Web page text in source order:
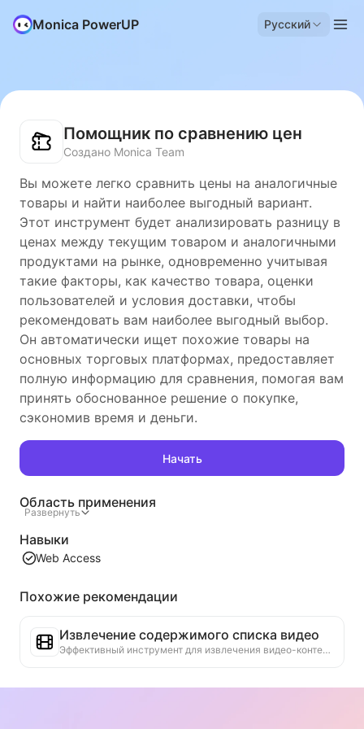
Monica PowerUP Русский
Помощник по сравнению цен
Создано Monica Team
Вы можете легко сравнить цены на аналогичные
товары и найти наиболее выгодный вариант.
Этот инструмент будет анализировать разницу в
ценах между текущим товаром и аналогичными
продуктами на рынке, одновременно учитывая
такие факторы, как качество товара, оценки
пользователей и условия доставки, чтобы
рекомендовать вам наиболее выгодный выбор.
Он автоматически ищет похожие товары на
основных торговых платформах, предоставляет
полную информацию для сравнения, помогая вам
принять обоснованное решение о покупке,
сэкономив время и деньги.
Начать
Область применения
Развернуть
Навыки
Web Access
Похожие рекомендации
Извлечение содержимого списка видео
Эффективный инструмент для извлечения видео-контента с веб-страниц, который может быстро сканировать страницы и организовывать информацию о видео в структурированную таблицу Markdown.